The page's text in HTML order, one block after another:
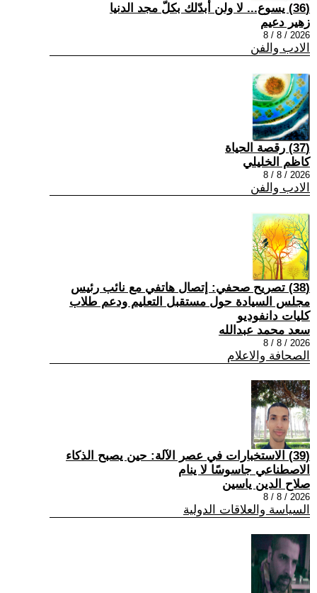
(36) يسوع... لا ولن أبدّلك بكلّ مجد الدنيا
زهير دعيم
2026 / 8 / 8
الادب والفن
(37) رقصة الحياة
كاظم الخليلي
2026 / 8 / 8
الادب والفن
(38) تصريح صحفي: إتصال هاتفي مع نائب رئيس
مجلس السيادة حول مستقبل التعليم ودعم طلاب
كليات دانفوديو
سعد محمد عبدالله
2026 / 8 / 8
الصحافة والاعلام
(39) الاستخبارات في عصر الآلة: حين يصبح الذكاء
الاصطناعي جاسوسًا لا ينام
صلاح الدين ياسين
2026 / 8 / 8
السياسة والعلاقات الدولية